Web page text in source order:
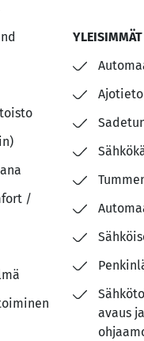
/
YLEISIMMÄT
avaus